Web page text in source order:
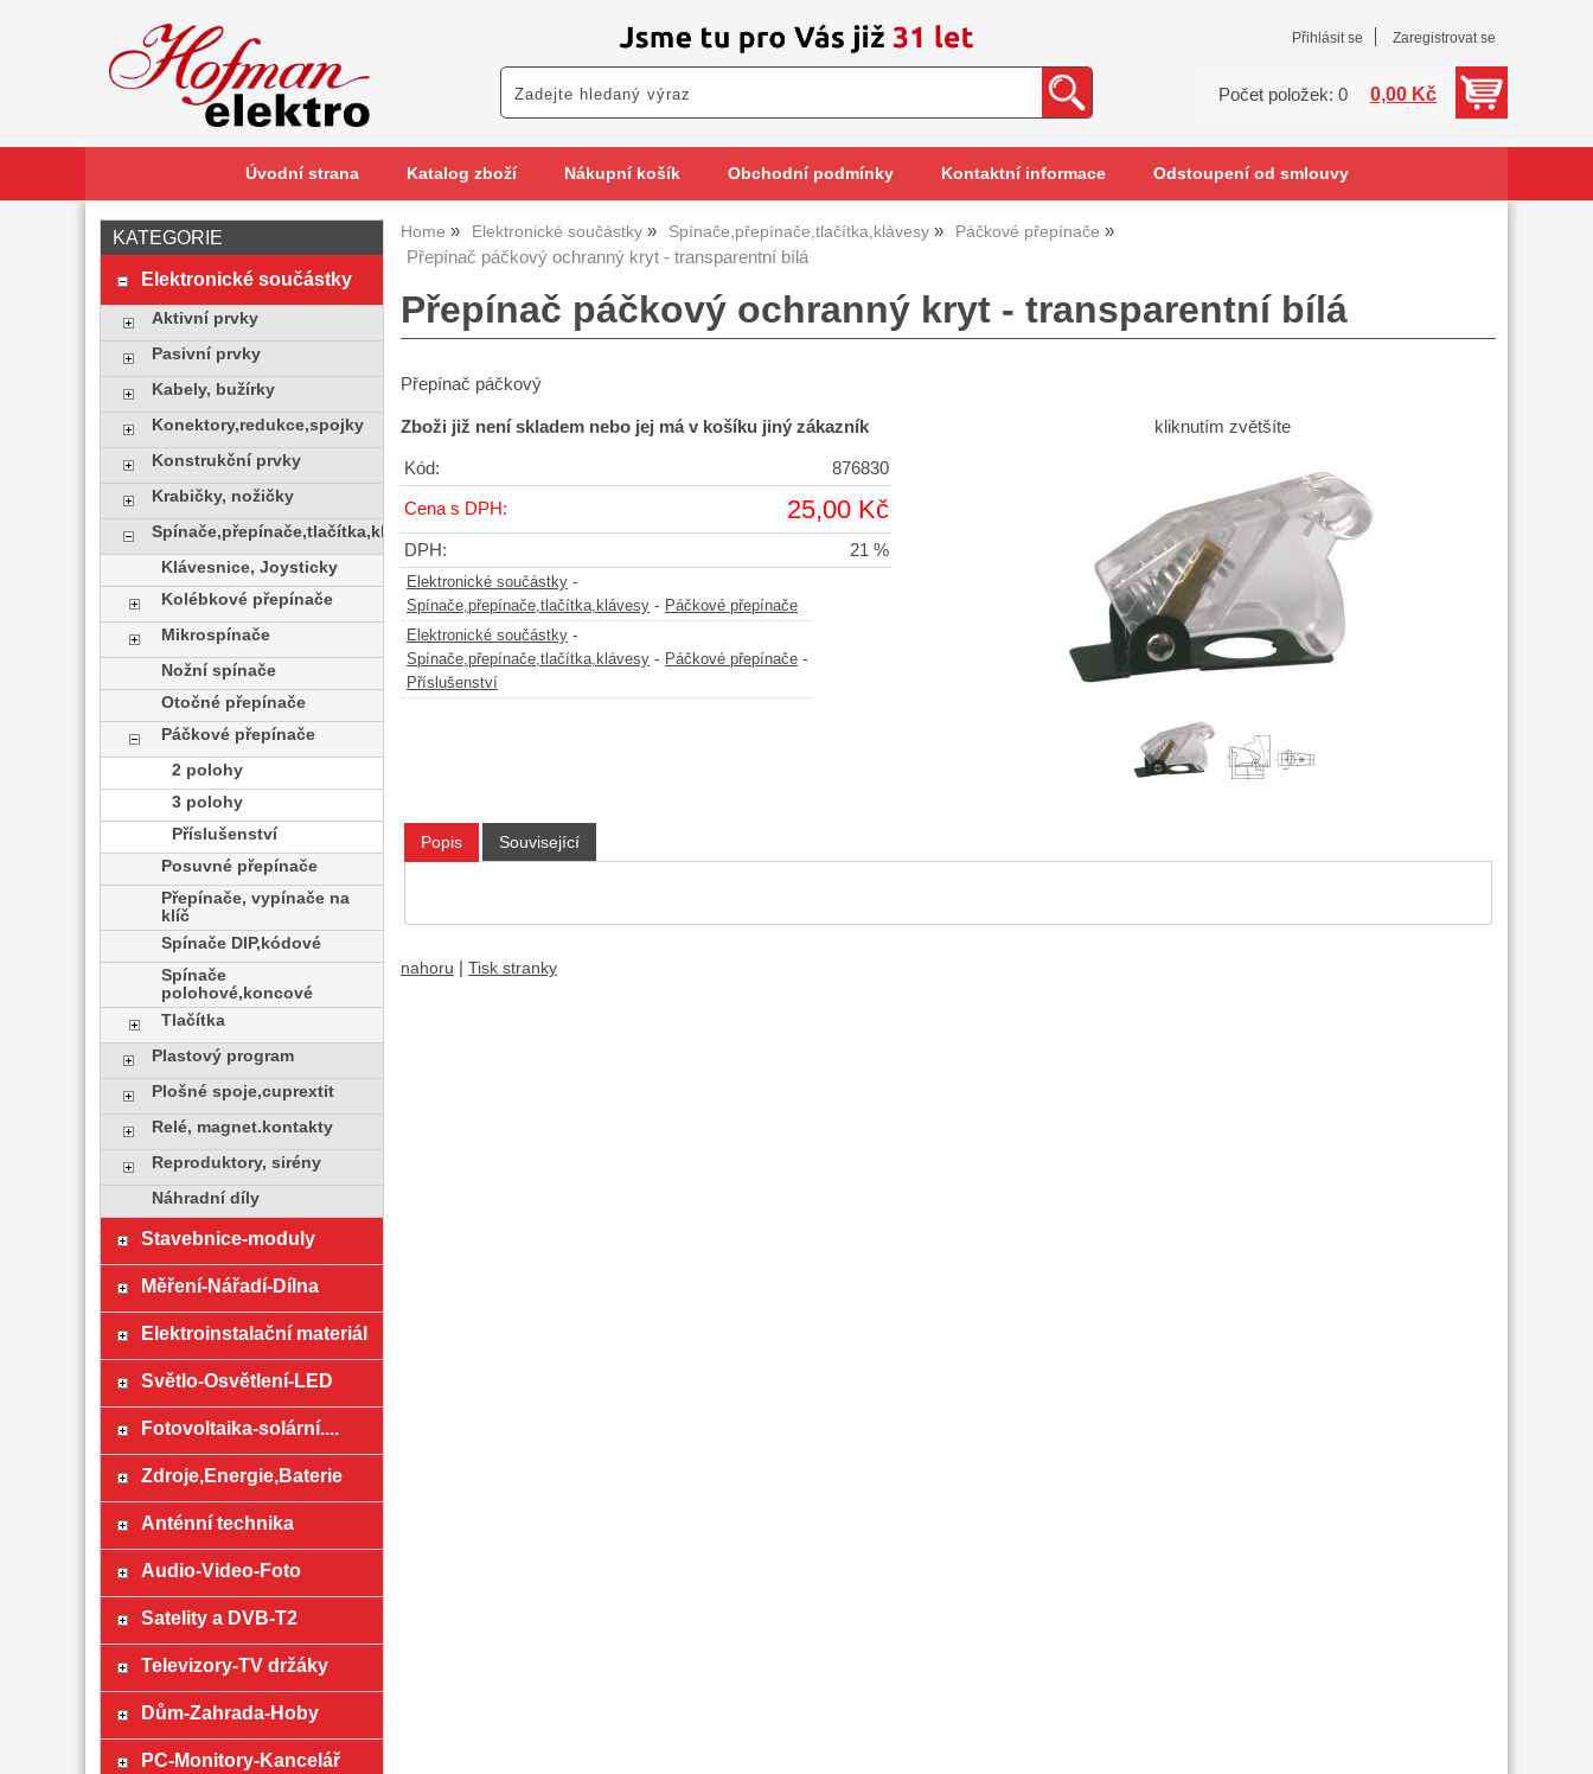
Přihlásit se Zaregistrovat se
Počet položek: 0 0,00 Kč
Úvodní strana Katalog zboží Nákupní košík Obchodní podmínky Kontaktní informace Odstoupení od smlouvy
Home Elektronické součástky Spínače,přepínače,tlačítka,klávesy Páčkové přepínače
Přepínač páčkový ochranný kryt - transparentní bílá
Přepínač páčkový ochranný kryt - transparentní bílá
Přepínač páčkový
kliknutím zvětšíte
Zboži již není skladem nebo jej má v košíku jiný zákazník
Kód: 876830
Cena s DPH: 25,00 Kč
DPH: 21 %
Elektronické součástky -
Spínače,přepínače,tlačítka,klávesy - Páčkové přepínače
Elektronické součástky -
Spínače,přepínače,tlačítka,klávesy - Páčkové přepínače -
Příslušenství
Popis Související
nahoru Tisk stranky
KATEGORIE
Elektronické součástky
Aktivní prvky
Pasivní prvky
Kabely, bužírky
Konektory,redukce,spojky
Konstrukční prvky
Krabičky, nožičky
Spínače,přepínače,tlačítka,klávesy
Klávesnice, Joysticky
Kolébkové přepínače
Mikrospínače
Nožní spínače
Otočné přepínače
Páčkové přepínače
2 polohy
3 polohy
Příslušenství
Posuvné přepínače
Přepínače, vypínače na
klíč
Spínače DIP,kódové
Spínače
polohové,koncové
Tlačítka
Plastový program
Plošné spoje,cuprextit
Relé, magnet.kontakty
Reproduktory, sirény
Náhradní díly
Stavebnice-moduly
Měření-Nářadí-Dílna
Elektroinstalační materiál
Světlo-Osvětlení-LED
Fotovoltaika-solární....
Zdroje,Energie,Baterie
Anténní technika
Audio-Video-Foto
Satelity a DVB-T2
Televizory-TV držáky
Dům-Zahrada-Hoby
PC-Monitory-Kancelář